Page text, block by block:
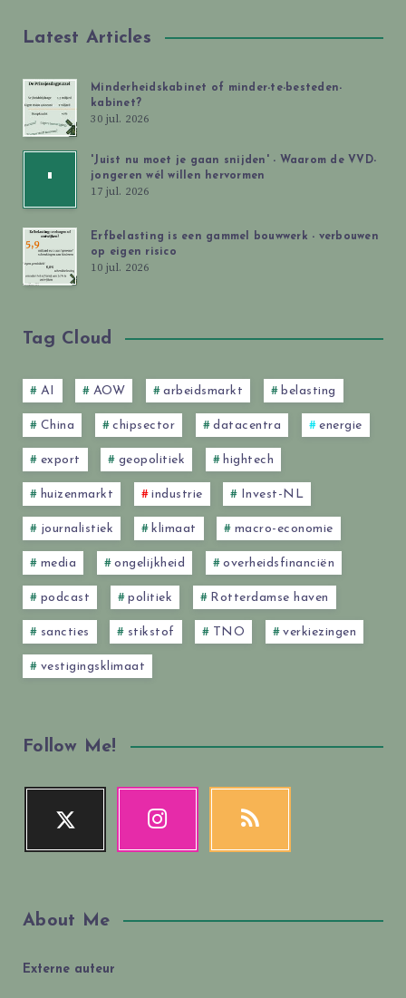
Latest Articles
Minderheidskabinet of minder-te-besteden-
kabinet?
30 jul. 2026
'
'Juist nu moet je gaan snijden' - Waarom de VVD-
jongeren wél willen hervormen
17 jul. 2026
Erfbelasting is een gammel bouwwerk - verbouwen
op eigen risico
10 jul. 2026
Tag Cloud
AI AOW arbeidsmarkt belasting
China chipsector datacentra energie
export geopolitiek hightech
huizenmarkt industrie Invest-NL
journalistiek klimaat macro-economie
media ongelijkheid overheidsfinanciën
podcast politiek Rotterdamse haven
sancties stikstof TNO verkiezingen
vestigingsklimaat
Follow Me!
About Me
Externe auteur